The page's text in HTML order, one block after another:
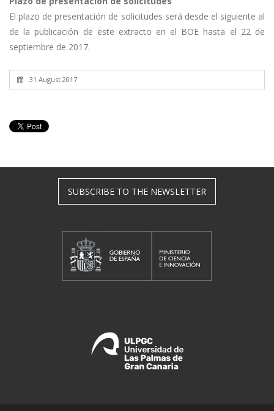
El plazo de presentación de solicitudes será desde el siguiente al
de la publicación de este extracto en el BOE hasta el 22 de
septiembre de 2017.
31 August 2017
SUBSCRIBE TO THE NEWSLETTER